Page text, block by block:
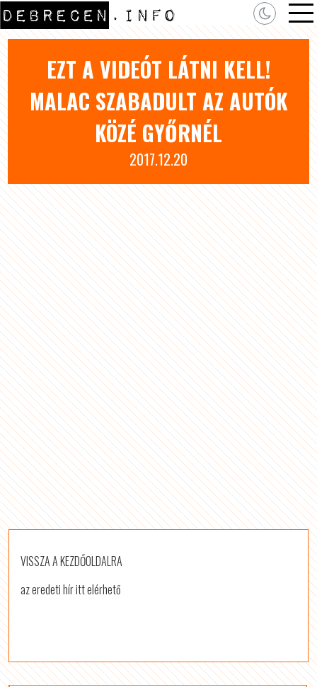
EZT A VIDEÓT LÁTNI KELL!
MALAC SZABADULT AZ AUTÓK
KÖZÉ GYŐRNÉL
2017.12.20
VISSZA A KEZDŐOLDALRA
az eredeti hír itt elérhető